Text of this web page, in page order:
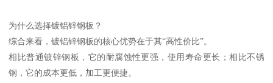
为什么选择镀铝锌钢板？
综合来看，镀铝锌钢板的核心优势在于其“高性价比”。
相比普通镀锌钢板，它的耐腐蚀性更强，使用寿命更长；相比不锈
钢，它的成本更低，加工更便捷。